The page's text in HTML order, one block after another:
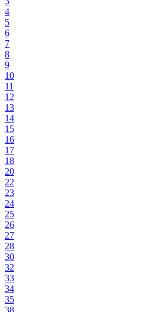
4
5
6
7
8
9
10
11
12
13
14
15
16
17
18
20
22
23
24
25
26
27
28
30
32
33
34
35
38